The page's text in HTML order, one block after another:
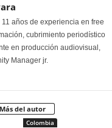
años de experiencia en free
cubrimiento periodístico
en producción audiovisual,
Manager jr.
Más del autor
Colombia